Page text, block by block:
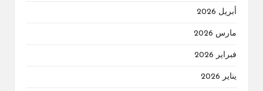
أبريل 2026
مارس 2026
فبراير 2026
يناير 2026